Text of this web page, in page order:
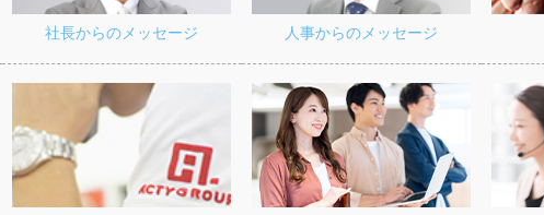
社長からの メッセージ 人事からの メッセージ